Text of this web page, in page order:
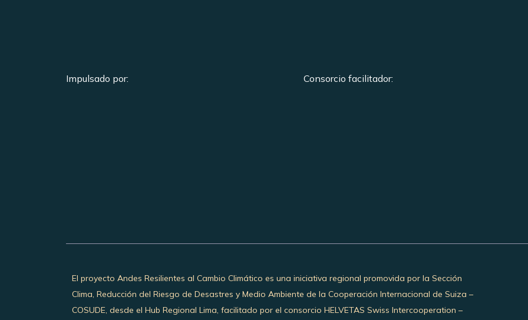
Impulsado por: Consorcio facilitador:
El proyecto Andes Resilientes al Cambio Climático es una iniciativa regional promovida por la Sección
Clima, Reducción del Riesgo de Desastres y Medio Ambiente de la Cooperación Internacional de Suiza –
COSUDE, desde el Hub Regional Lima, facilitado por el consorcio HELVETAS Swiss Intercooperation –